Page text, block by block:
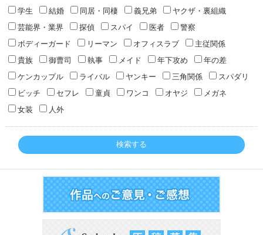
学生
結婚 同居・同棲 義兄弟
ヤクザ・裏組織
芸能界・業界
探偵 スパイ 医者
警察
ボディーガード
リーマン オフィスラブ
主従関係
貴族
御曹司 執事 メイド 年下攻め
年の差
ケンカップル
ライバル ヤンキー 三角関係
スパダリ
ビッチ
セフレ 童貞 ワンコ オヤジ
メガネ
女装
人外
検索する